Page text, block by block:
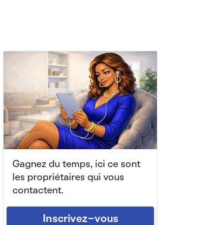
Gagnez du temps, ici ce sont
les propriétaires qui vous
contactent.
Inscrivez-vous